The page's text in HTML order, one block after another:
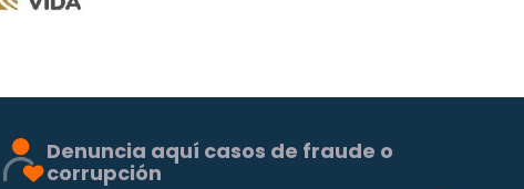
Denuncia aquí casos de fraude o
corrupción